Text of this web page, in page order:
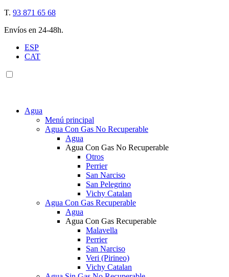
T. 93 871 65 68
Envíos en 24-48h.
ESP
CAT
Agua
Menú principal
Agua Con Gas No Recuperable
Agua
Agua Con Gas No Recuperable
Otros
Perrier
San Narciso
San Pelegrino
Vichy Catalan
Agua Con Gas Recuperable
Agua
Agua Con Gas Recuperable
Malavella
Perrier
San Narciso
Veri (Pirineo)
Vichy Catalan